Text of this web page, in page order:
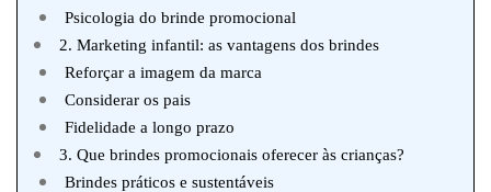
Psicologia do brinde promocional
2. Marketing infantil: as vantagens dos brindes
Reforçar a imagem da marca
Considerar os pais
Fidelidade a longo prazo
3. Que brindes promocionais oferecer às crianças?
Brindes práticos e sustentáveis